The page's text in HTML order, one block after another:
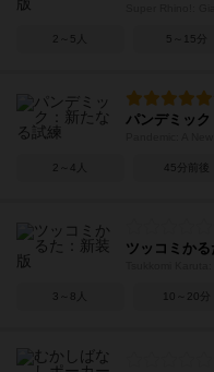
2～5人 5～15分
パンデミッ
2～4人 45分前後
ツッコミか
3～8人 10～20分